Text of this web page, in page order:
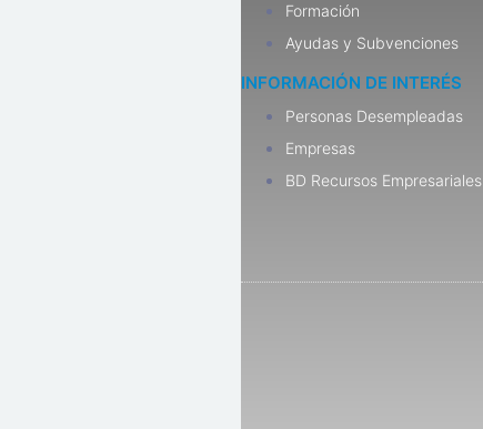
Formación
Ayudas y Subvenciones
INFORMACIÓN DE INTERÉS
Personas Desempleadas
Empresas
BD Recursos Empresariales